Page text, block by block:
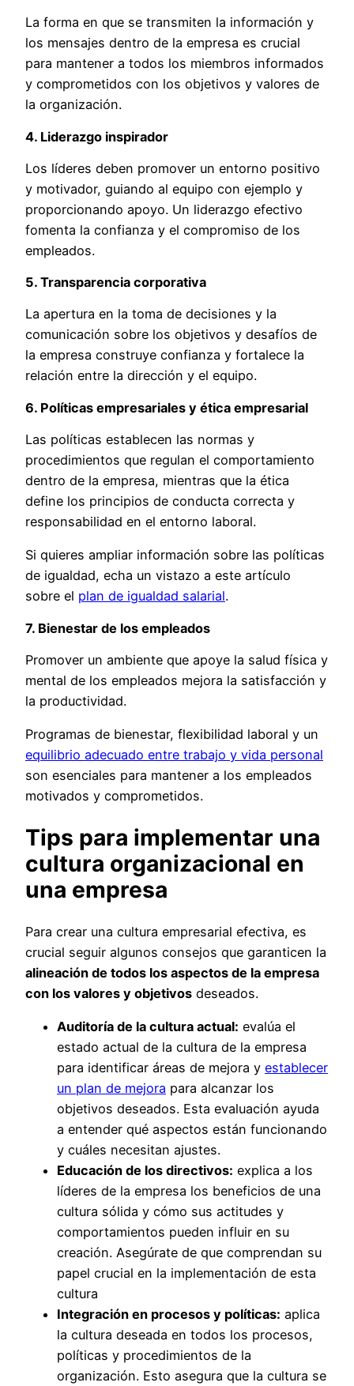
La forma en que se transmiten la información y
los mensajes dentro de la empresa es crucial
para mantener a todos los miembros informados
y comprometidos con los objetivos y valores de
la organización.
4. Liderazgo inspirador
Los líderes deben promover un entorno positivo
y motivador, guiando al equipo con ejemplo y
proporcionando apoyo. Un liderazgo efectivo
fomenta la confianza y el compromiso de los
empleados.
5. Transparencia corporativa
La apertura en la toma de decisiones y la
comunicación sobre los objetivos y desafíos de
la empresa construye confianza y fortalece la
relación entre la dirección y el equipo.
6. Políticas empresariales y ética empresarial
Las políticas establecen las normas y
procedimientos que regulan el comportamiento
dentro de la empresa, mientras que la ética
define los principios de conducta correcta y
responsabilidad en el entorno laboral.
Si quieres ampliar información sobre las políticas
de igualdad, echa un vistazo a este artículo
sobre el plan de igualdad salarial.
7. Bienestar de los empleados
Promover un ambiente que apoye la salud física y
mental de los empleados mejora la satisfacción y
la productividad.
Programas de bienestar, flexibilidad laboral y un
equilibrio adecuado entre trabajo y vida personal
son esenciales para mantener a los empleados
motivados y comprometidos.
Tips para implementar una
cultura organizacional en
una empresa
Para crear una cultura empresarial efectiva, es
crucial seguir algunos consejos que garanticen la
alineación de todos los aspectos de la empresa
con los valores y objetivos deseados.
Auditoría de la cultura actual: evalúa el
estado actual de la cultura de la empresa
para identificar áreas de mejora y establecer
un plan de mejora para alcanzar los
objetivos deseados. Esta evaluación ayuda
a entender qué aspectos están funcionando
y cuáles necesitan ajustes.
Educación de los directivos: explica a los
líderes de la empresa los beneficios de una
cultura sólida y cómo sus actitudes y
comportamientos pueden influir en su
creación. Asegúrate de que comprendan su
papel crucial en la implementación de esta
cultura
Integración en procesos y políticas: aplica
la cultura deseada en todos los procesos,
políticas y procedimientos de la
organización. Esto asegura que la cultura se